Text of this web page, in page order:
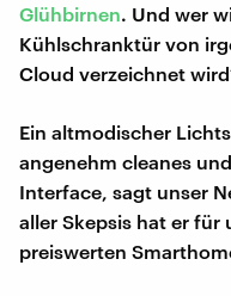
Glühbirnen. Und wer
Kühlschranktür von
Cloud verzeichnet
Ein altmodischer
angenehm cleanes
Interface, sagt unser
aller Skepsis hat er für
preiswerten